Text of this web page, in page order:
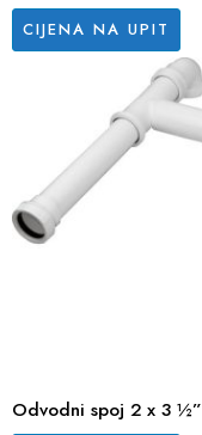
CIJENA NA UPIT
Odvodni spoj 2 x 3 ½”